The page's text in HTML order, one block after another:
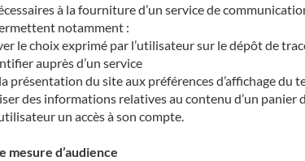
à la fourniture d’un service de
notamment :
le choix exprimé par l’utilisateur sur le dépôt de
auprès d’un service
présentation du site aux préférences d’affichage du
des informations relatives au contenu d’un panier
un accès à son compte.
mesure d’audience